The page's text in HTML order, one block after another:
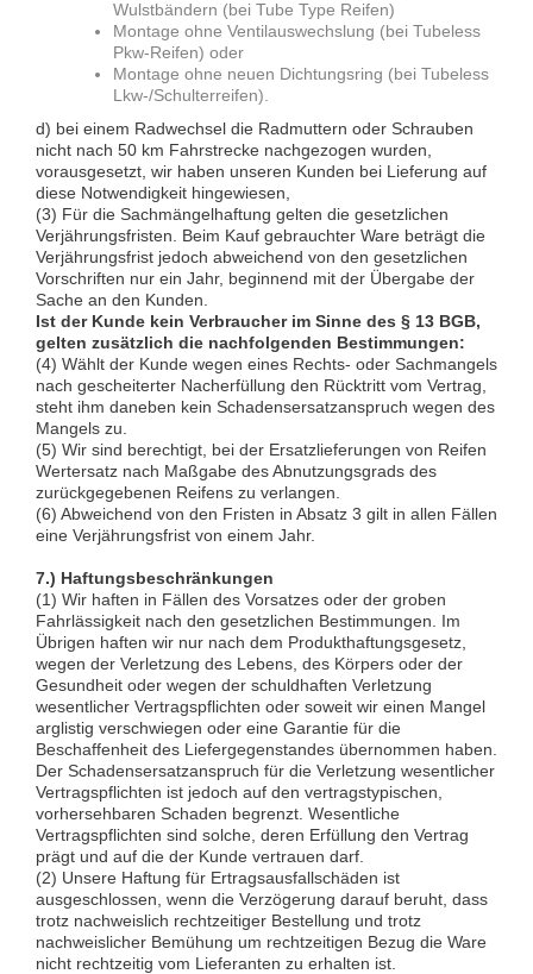
Wulstbändern (bei Tube Type Reifen)
Montage ohne Ventilauswechslung (bei Tubeless
Pkw-Reifen) oder
Montage ohne neuen Dichtungsring (bei Tubeless
Lkw-/Schulterreifen).
d) bei einem Radwechsel die Radmuttern oder Schrauben
nicht nach 50 km Fahrstrecke nachgezogen wurden,
vorausgesetzt, wir haben unseren Kunden bei Lieferung auf
diese Notwendigkeit hingewiesen,
(3) Für die Sachmängelhaftung gelten die gesetzlichen
Verjährungsfristen. Beim Kauf gebrauchter Ware beträgt die
Verjährungsfrist jedoch abweichend von den gesetzlichen
Vorschriften nur ein Jahr, beginnend mit der Übergabe der
Sache an den Kunden.
Ist der Kunde kein Verbraucher im Sinne des § 13 BGB,
gelten zusätzlich die nachfolgenden Bestimmungen:
(4) Wählt der Kunde wegen eines Rechts- oder Sachmangels
nach gescheiterter Nacherfüllung den Rücktritt vom Vertrag,
steht ihm daneben kein Schadensersatzanspruch wegen des
Mangels zu.
(5) Wir sind berechtigt, bei der Ersatzlieferungen von Reifen
Wertersatz nach Maßgabe des Abnutzungsgrads des
zurückgegebenen Reifens zu verlangen.
(6) Abweichend von den Fristen in Absatz 3 gilt in allen Fällen
eine Verjährungsfrist von einem Jahr.
7.) Haftungsbeschränkungen
(1) Wir haften in Fällen des Vorsatzes oder der groben
Fahrlässigkeit nach den gesetzlichen Bestimmungen. Im
Übrigen haften wir nur nach dem Produkthaftungsgesetz,
wegen der Verletzung des Lebens, des Körpers oder der
Gesundheit oder wegen der schuldhaften Verletzung
wesentlicher Vertragspflichten oder soweit wir einen Mangel
arglistig verschwiegen oder eine Garantie für die
Beschaffenheit des Liefergegenstandes übernommen haben.
Der Schadensersatzanspruch für die Verletzung wesentlicher
Vertragspflichten ist jedoch auf den vertragstypischen,
vorhersehbaren Schaden begrenzt. Wesentliche
Vertragspflichten sind solche, deren Erfüllung den Vertrag
prägt und auf die der Kunde vertrauen darf.
(2) Unsere Haftung für Ertragsausfallschäden ist
ausgeschlossen, wenn die Verzögerung darauf beruht, dass
trotz nachweislich rechtzeitiger Bestellung und trotz
nachweislicher Bemühung um rechtzeitigen Bezug die Ware
nicht rechtzeitig vom Lieferanten zu erhalten ist.